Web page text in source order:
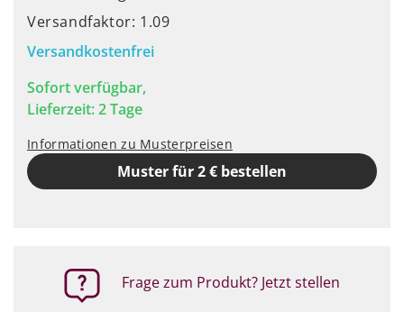
Versandfaktor: 1.09
Versandkostenfrei
Sofort verfügbar,
Lieferzeit: 2 Tage
Informationen zu Musterpreisen
Muster für 2 € bestellen
Frage zum Produkt? Jetzt stellen